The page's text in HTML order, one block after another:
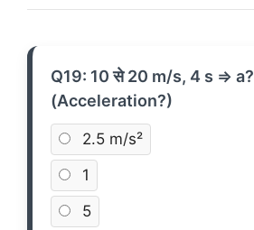
Q19: 10 से 20 m/s, 4 s ⇒ a?
(Acceleration?)
2.5 m/s²
1
5